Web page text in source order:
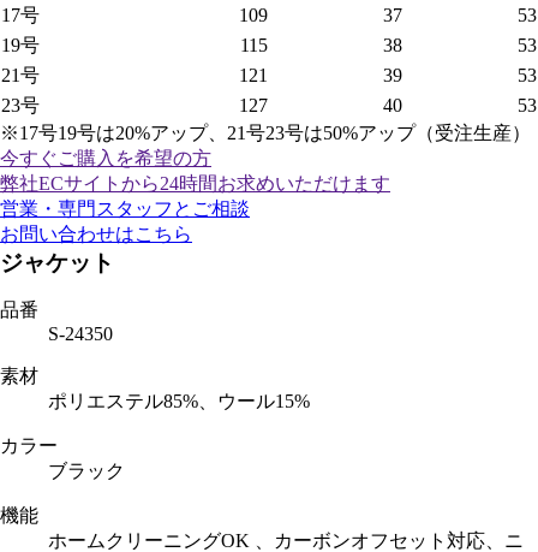
17号
109 37
53
19号
115 38
53
21号
121 39
53
23号
127 40
53
※17号19号は20%アップ、21号23号は50%アップ（受注生産）
今すぐご購入 を希望の方
弊社ECサイトから24時間お求めいただけます
営業・専門スタッフとご相談
お問い合わせはこちら
ジャケット
品番
S-24350
素材
ポリエステル85%、ウール15%
カラー
ブラック
機能
ホームクリーニングOK 、カーボンオフセット対応、ニ